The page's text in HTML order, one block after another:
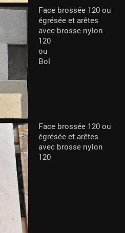
Face brossée 120 ou
égrésée et arêtes
avec brosse nylon
120
ou
Bol
Face brossée 120 ou
égrésée et arêtes
avec brosse nylon
120